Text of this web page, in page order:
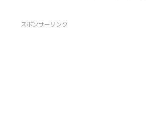
スポンサーリンク